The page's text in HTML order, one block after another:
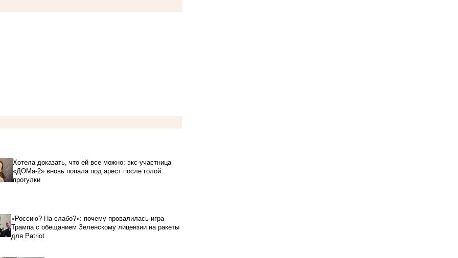
Хотела доказать, что ей все можно: экс-участница
«ДОМа-2» вновь попала под арест после голой
прогулки
«Россию? На слабо?»: почему провалилась игра
Трампа с обещанием Зеленскому лицензии на ракеты
для Patriot